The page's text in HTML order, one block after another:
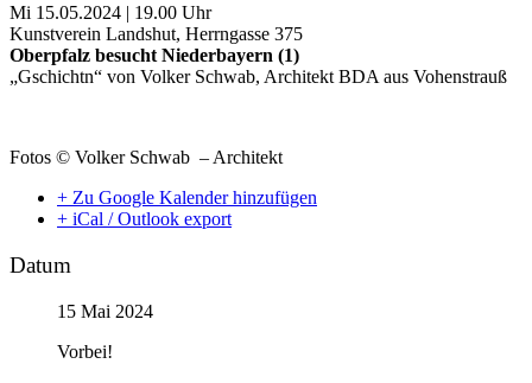
Mi 15.05.2024 | 19.00 Uhr
Kunstverein Landshut, Herrngasse 375
Oberpfalz besucht Niederbayern (1)
„Gschichtn“ von Volker Schwab, Architekt BDA aus Vohenstrauß
Fotos © Volker Schwab – Architekt
+ Zu Google Kalender hinzufügen
+ iCal / Outlook export
Datum
15 Mai 2024
Vorbei!